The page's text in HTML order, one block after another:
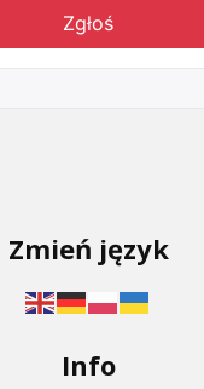
Zgłoś
Zmień język
Info